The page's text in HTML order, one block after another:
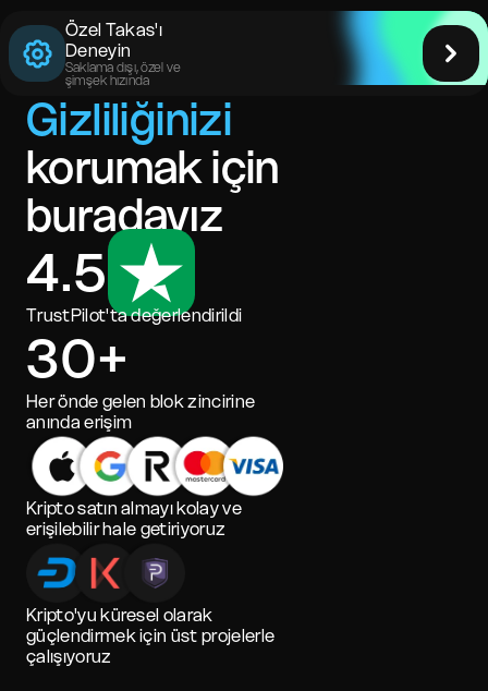
Özel Takas'ı
Deneyin
Saklama dışı, özel ve
şimşek hızında
Gizliliğinizi
korumak için
buradayız
4.5
TrustPilot'ta değerlendirildi
30+
Her önde gelen blok zincirine
anında erişim
Kripto satın almayı kolay ve
erişilebilir hale getiriyoruz
Kripto'yu küresel olarak
güçlendirmek için üst projelerle
çalışıyoruz